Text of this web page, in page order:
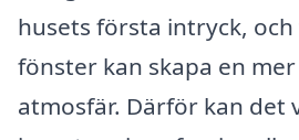
husets första intryck,
fönster kan skapa en
atmosfär. Därför kan det